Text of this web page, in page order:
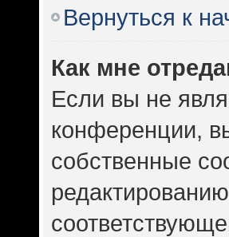
Вернуться к
Как мне
Если вы не
конференции,
собственные